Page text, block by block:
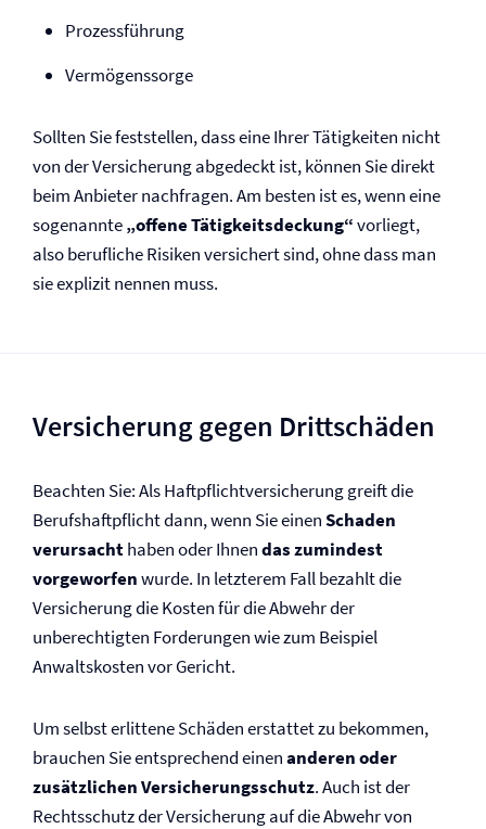
Prozessführung
Vermögenssorge
Sollten Sie feststellen, dass eine Ihrer Tätigkeiten nicht
von der Versicherung abgedeckt ist, können Sie direkt
beim Anbieter nachfragen. Am besten ist es, wenn eine
sogenannte„offene Tätigkeitsdeckung“vorliegt,
also berufliche Risiken versichert sind, ohne dass man
sie explizit nennen muss.
Versicherung gegen Drittschäden
Beachten Sie: Als Haftpflicht­versicherung greift die
Berufs­haftpflicht dann, wenn Sie einenSchaden
verursachthaben oder Ihnendas zumindest
vorgeworfenwurde. In letzterem Fall bezahlt die
Versicherung die Kosten für die Abwehr der
unberechtigten Forderungen wie zum Beispiel
Anwaltskosten vor Gericht.
Um selbst erlittene Schäden erstattet zu bekommen,
brauchen Sie entsprechend einenanderen oder
zusätzlichen Versicherungsschutz. Auch ist der
Rechtsschutz der Versicherung auf die Abwehr von